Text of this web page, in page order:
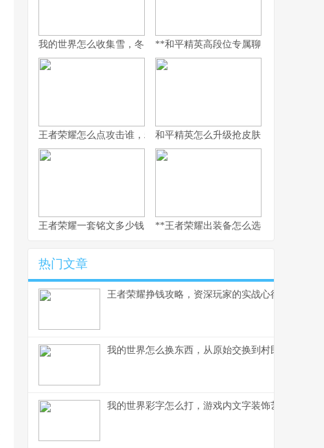
我的世界怎么收集雪，冬日生存的艺术**和平精英高段位专属聊天：无声战场
王者荣耀怎么点攻击谁，精准操作背后的博弈艺术，副标题，从本
和平精英怎么升级抢皮肤，高效进阶全
王者荣耀一套铭文多少钱，副标题：老玩家的精打细算与情怀回响
**王者荣耀出装备怎么选，资深玩家的
热门文章
王者荣耀挣钱攻略，资深玩家的实战心得分享
我的世界怎么换东西，从原始交换到村民交易全解
我的世界彩字怎么打，游戏内文字装饰艺术指南